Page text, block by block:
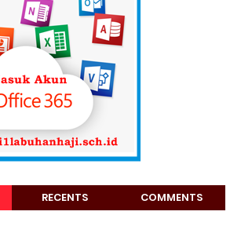
RECENTS COMMENTS